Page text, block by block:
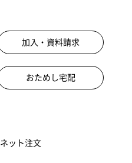
加入・資料請求
おためし宅配
ネット注文